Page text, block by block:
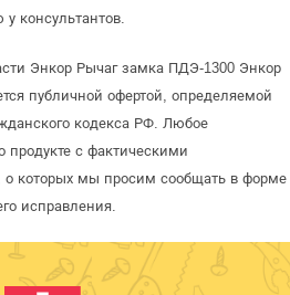
консультантов.
Энкор Рычаг замка ПДЭ-1300 Энкор
публичной офертой, определяемой
кодекса РФ. Любое
продукте с фактическими
о которых мы просим сообщать в форме
исправления.